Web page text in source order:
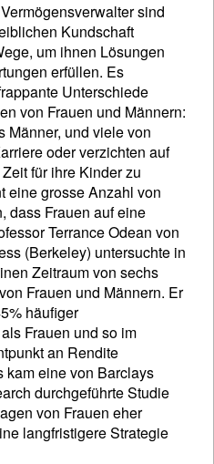
sind
Kundschaft
um ihnen Lösungen
erfüllen. Es
Unterschiede
von Frauen und Männern:
Männer, und viele von
oder verzichten auf
für ihre Kinder zu
eine grosse Anzahl von
dass Frauen auf eine
Terrance Odean von
(Berkeley) untersuchte in
Zeitraum von sechs
Frauen und Männern. Er
häufiger
Frauen und so im
an Rendite
kam eine von Barclays
durchgeführte Studie
von Frauen eher
langfristigere Strategie